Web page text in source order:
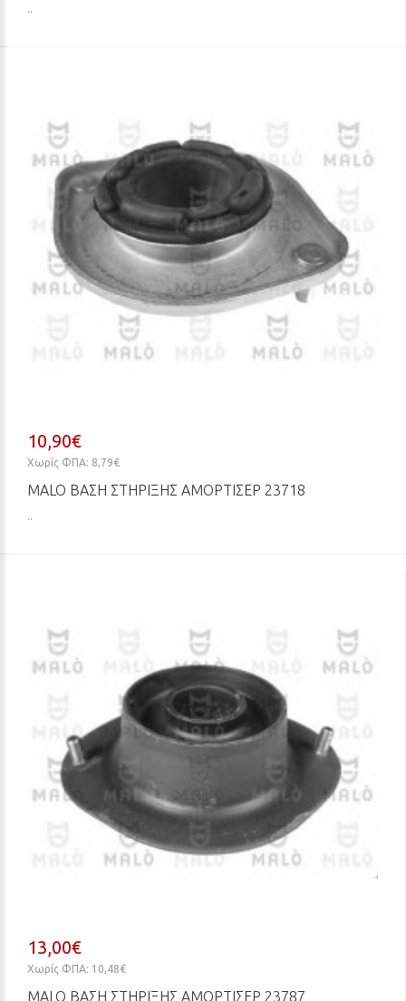
..
10,90€
Χωρίς ΦΠΑ: 8,79€
MALO ΒΆΣΗ ΣΤΉΡΙΞΗΣ ΑΜΟΡΤΙΣΈΡ 23718
..
13,00€
Χωρίς ΦΠΑ: 10,48€
MALO ΒΆΣΗ ΣΤΉΡΙΞΗΣ ΑΜΟΡΤΙΣΈΡ 23787